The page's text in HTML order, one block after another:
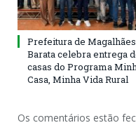
Prefeitura de Magalhães
Barata celebra entrega
casas do Programa
Casa, Minha Vida Rural
Os comentários estão